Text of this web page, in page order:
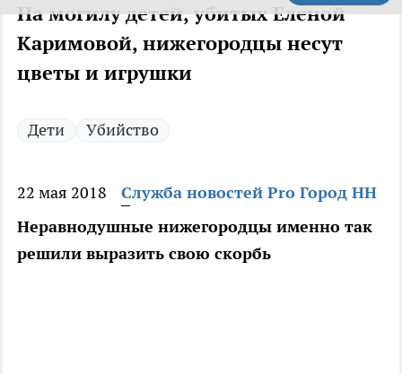
На могилу детей, убитых Еленой
Каримовой, нижегородцы несут
цветы и игрушки
Дети Убийство
22 мая 2018
Служба новостей Pro Город НН
Неравнодушные нижегородцы именно так
решили выразить свою скорбь